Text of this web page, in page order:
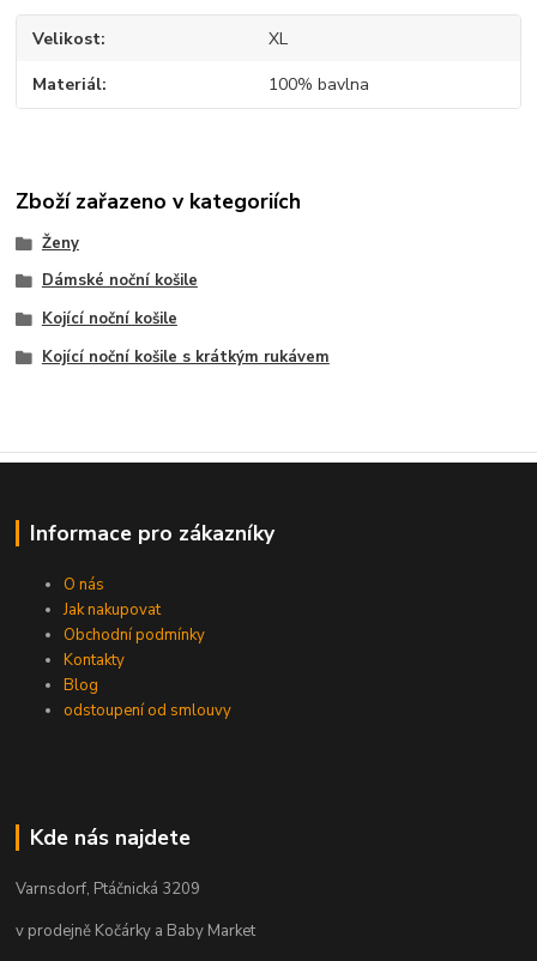
Velikost XL
Materiál 100% bavlna
Zboží zařazeno v kategoriích
Ženy
Dámské noční košile
Kojící noční košile
Kojící noční košile s krátkým rukávem
Informace pro zákazníky
O nás
Jak nakupovat
Obchodní podmínky
Kontakty
Blog
odstoupení od smlouvy
Kde nás najdete
Varnsdorf, Ptáčnická 3209
v prodejně Kočárky a Baby Market